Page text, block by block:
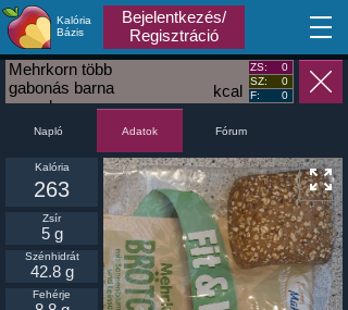
Kalória
Bázis
Bejelentkezés/
Regisztráció
MA
kcal
Mehrkorn több
gabonás barna
zsemle
ZS:
0
SZ:
0
F:
0
Napló Adatok Fórum
Kalória
263
Zsír
5 g
Szénhidrát
42.8 g
Fehérje